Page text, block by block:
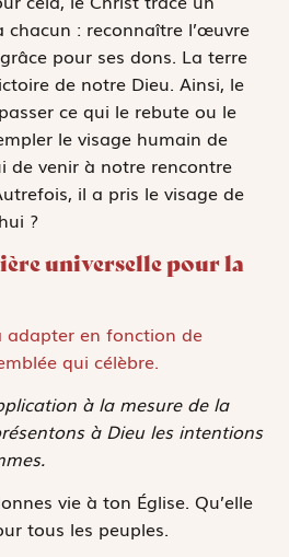
chacun : reconnaître l’œuvre
pour ses dons. La terre
de notre Dieu. Ainsi, le
ce qui le rebute ou le
le visage humain de
de venir à notre rencontre
il a pris le visage de
?
universelle pour la
adapter en fonction de
qui célèbre.
à la mesure de la
à Dieu les intentions
vie à ton Église. Qu’elle
tous les peuples.